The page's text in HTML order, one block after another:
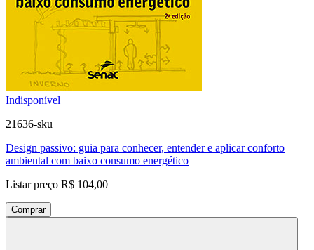
Indisponível
21636-sku
Design passivo: guia para conhecer, entender e aplicar conforto
ambiental com baixo consumo energético
Listar preço R$ 104,00
Comprar